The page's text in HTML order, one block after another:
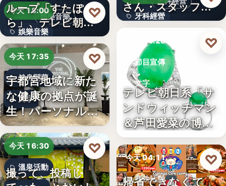
1位
娛樂音樂
今天 18:00
娛樂音樂
4
ループ「すたぽ
ら」、テレビ朝日
系全国…
♡
今天 17:35
健身開幕
文字
宇都宮地域に新た
な健康の拠点が誕
生！パーソナルジ
ム「…
♡
今天 16:30
溫泉活動
撮って、投稿し
♡
牙科經營
さん・スタッフ・
院長を豊か…
今天 04:28
節目宣傳
文字
テレビ朝日系「サ
ンドウィッチマン
＆芦田愛菜の博士
ちゃん」…
♡
今天 04:11
餐飲活動
帰省できなくて
♡